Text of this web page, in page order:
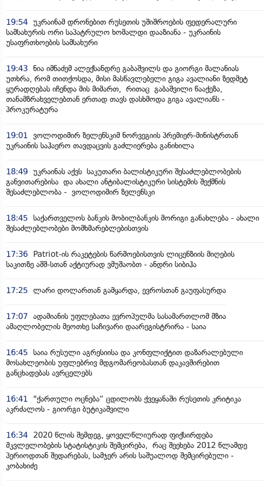
19:54 უკრაინამ დრონებით რუსეთის უშიშროების ფედერალური
სამსახურის ორი საპატრულო ხომალდი დააზიანა - უკრაინის
უსაფრთხოების სამსახური
19:43 ნია იმნაძემ ალექსანდრე გაბაშვილს და გიორგი მალანიას
უთხრა, რომ თითქოსდა, მისი მასწავლებელი გიგა ავალიანი ზედმეტ
ყურადღებას იჩენდა მის მიმართ, რითაც გაბაშვილი წააქეზა,
თანამზრახველებთან ერთად თავს დასხმოდა გიგა ავალიანს -
პროკურატურა
19:01
ვოლოდიმირ ზელენსკიმ ნორვეგიის პრემიერ-მინისტრთან
უკრაინის საჰაერო თავდაცვის გაძლიერება განიხილა
18:49 უკრაინას აქვს საკუთარი ბალისტიკური შესაძლებლობების
განვითარებისა და ახალი ანტიბალისტიკური სისტემის შექმნის
შესაძლებლობა - ვოლოდიმირ ზელენსკი
18:45 საქართველოს ბანკის მობილბანკის მორიგი განახლება - ახალი
შესაძლებლობები მომხმარებლებისთვის
17:36
Patriot-ის რაკეტების წარმოებისთვის ლიცენზიის მიღების
საკითზე აშშ-სთან აქტიურად ვმუშაობთ - ანდრი სიბიჰა
17:25 ლარი დოლართან გამყარდა, ევროსთან გაუფასურდა
17:07 ადამიანის უფლებათა ევროპულმა სასამართლომ მზია
ამაღლობელის მეოთხე საჩივარი დაარეგისტრირა - საია
16:45 საია რუსული აგრესიისა და კონფლიქტით დაზარალებული
მოსახლეობის უფლებრივ მდგომარეობასთან დაკავშირებით
განცხადებას ავრცელებს
16:41
"ქართული ოცნება“ ცდილობს ქვეყანაში რუსეთის კრიტიკა
აკრძალოს - გიორგი ბუტიკაშვილი
16:34
2020 წლის შემდეგ, ყოველწლიურად ფიქსირდება
მკვლელობების სტატისტიკის შემცირება, რაც შეეხება 2012 წლამდე
პერიოდთან შედარებას, სამჯერ არის საშუალოდ შემცირებული -
კობახიძე